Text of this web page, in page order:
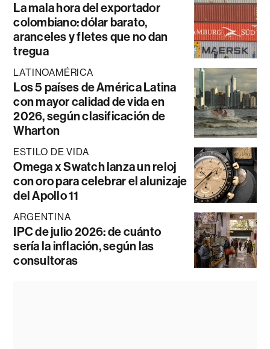
La mala hora del exportador
colombiano: dólar barato,
aranceles y fletes que no dan
tregua
LATINOAMÉRICA
Los 5 países de América Latina
con mayor calidad de vida en
2026, según clasificación de
Wharton
ESTILO DE VIDA
Omega x Swatch lanza un reloj
con oro para celebrar el alunizaje
del Apollo 11
ARGENTINA
IPC de julio 2026: de cuánto
sería la inflación, según las
consultoras